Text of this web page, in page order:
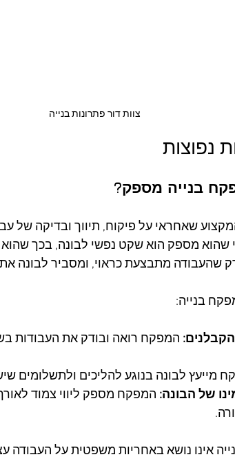
צוות דור פתרונות בנייה
נפוצות
בנייה מספק?
שאחראי על פיקוח, תיווך ובדיקה של
שהוא מספק הוא שקט נפשי לבונה, בכך
שהעבודה מתבצעת כראוי, ומסביר לבונה
בנייה:
המפקח רואה ובודק את העבודות
מייעץ לבונה בנוגע להליכים ולתשלומים
של הבונה: המפקח מספק ליווי צמוד
אינו נושא באחריות משפטית על העבודה